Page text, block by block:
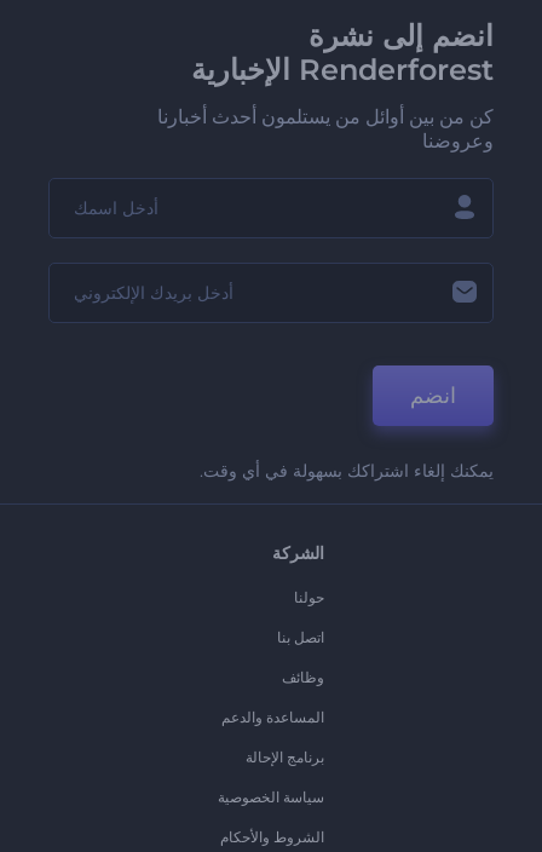
انضم إلى نشرة
Renderforest الإخبارية
كن من بين أوائل من يستلمون أحدث أخبارنا
وعروضنا
انضم
يمكنك إلغاء اشتراكك بسهولة في أي وقت.
الشركة
حولنا
اتصل بنا
وظائف
المساعدة والدعم
برنامج الإحالة
سياسة الخصوصية
الشروط والأحكام